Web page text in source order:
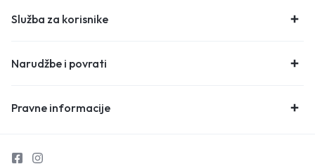
Služba za korisnike
Narudžbe i povrati
Pravne informacije